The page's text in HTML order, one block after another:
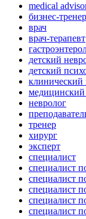
medical
бизнес-тренер
врач
врач-терапевт
детский
детский
клинический
медицинский
невролог
тренер
хирург
эксперт
специалист
специалист
специалист
специалист
специалист
специалист